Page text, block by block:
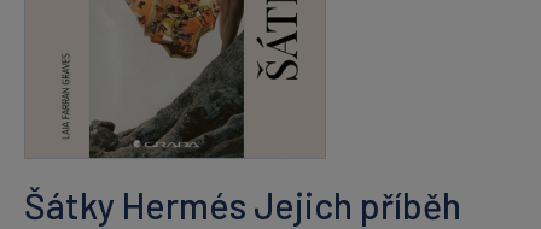
Šátky Hermés Jejich příběh